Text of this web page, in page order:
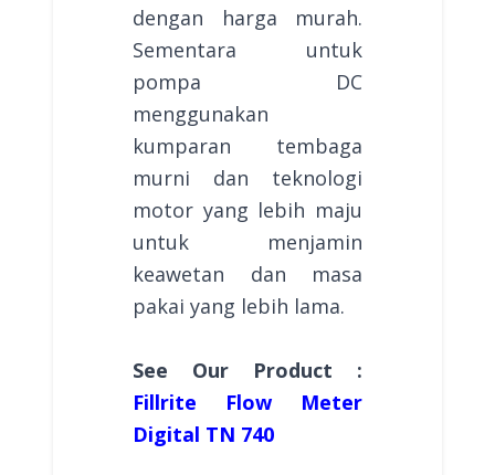
dengan harga murah.
Sementara untuk
pompa DC
menggunakan
kumparan tembaga
murni dan teknologi
motor yang lebih maju
untuk menjamin
keawetan dan masa
pakai yang lebih lama.
See Our Product :
Fillrite Flow Meter
Digital TN 740